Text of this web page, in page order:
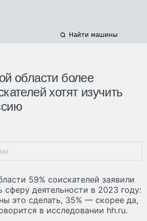
Найти машины
области более
хотят изучить
59% соискателей заявили
деятельности в 2023 году:
это сделать, 35% — скорее да,
в исследовании hh.ru.